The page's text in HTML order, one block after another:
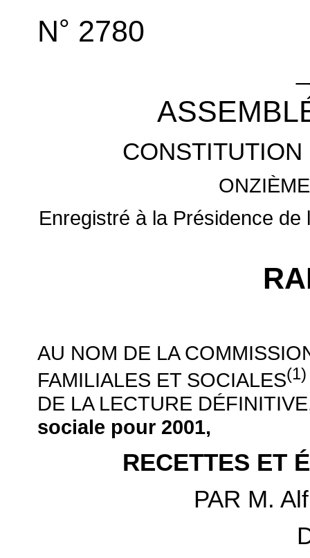
N° 2780
Enregistré à la Présidence
AU NOM DE LA
FAMILIALES ET SOCIALES(1)
DE LA LECTURE DÉFINITIVE
sociale pour 2001,
RECETTES ET
PAR M.